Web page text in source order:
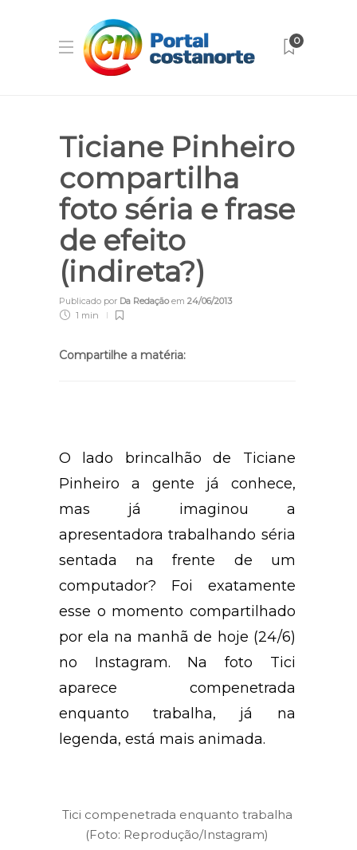
0
Ticiane Pinheiro
compartilha
foto séria e frase
de efeito
(indireta?)
Publicado por Da Redaçãoem 24/06/2013
1 min
Compartilhe a matéria:
O lado brincalhão de Ticiane
Pinheiro
a gente já conhece,
mas já imaginou a
apresentadora trabalhando séria
sentada na frente de um
computador? Foi exatamente
esse o momento compartilhado
por ela na manhã de hoje (24/6)
no Instagram. Na foto Tici
aparece compenetrada
enquanto trabalha, já na
legenda, está mais animada.
Tici compenetrada enquanto trabalha
(Foto: Reprodução/Instagram)